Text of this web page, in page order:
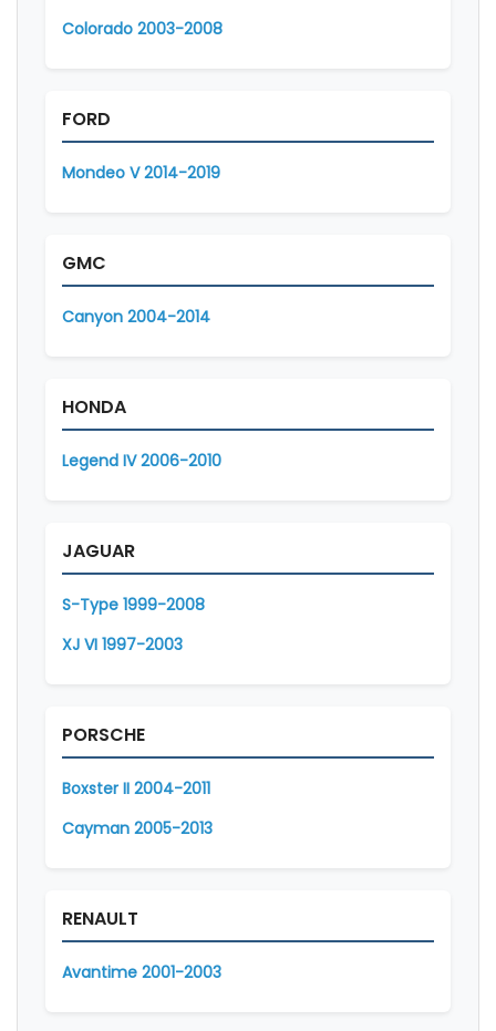
Colorado 2003-2008
FORD
Mondeo V 2014-2019
GMC
Canyon 2004-2014
HONDA
Legend IV 2006-2010
JAGUAR
S-Type 1999-2008
XJ VI 1997-2003
PORSCHE
Boxster II 2004-2011
Cayman 2005-2013
RENAULT
Avantime 2001-2003